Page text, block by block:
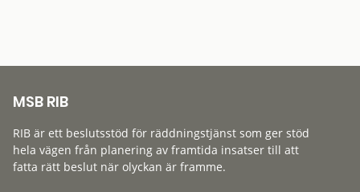
MSB RIB
RIB är ett beslutsstöd för räddningstjänst som ger stöd
hela vägen från planering av framtida insatser till att
fatta rätt beslut när olyckan är framme.